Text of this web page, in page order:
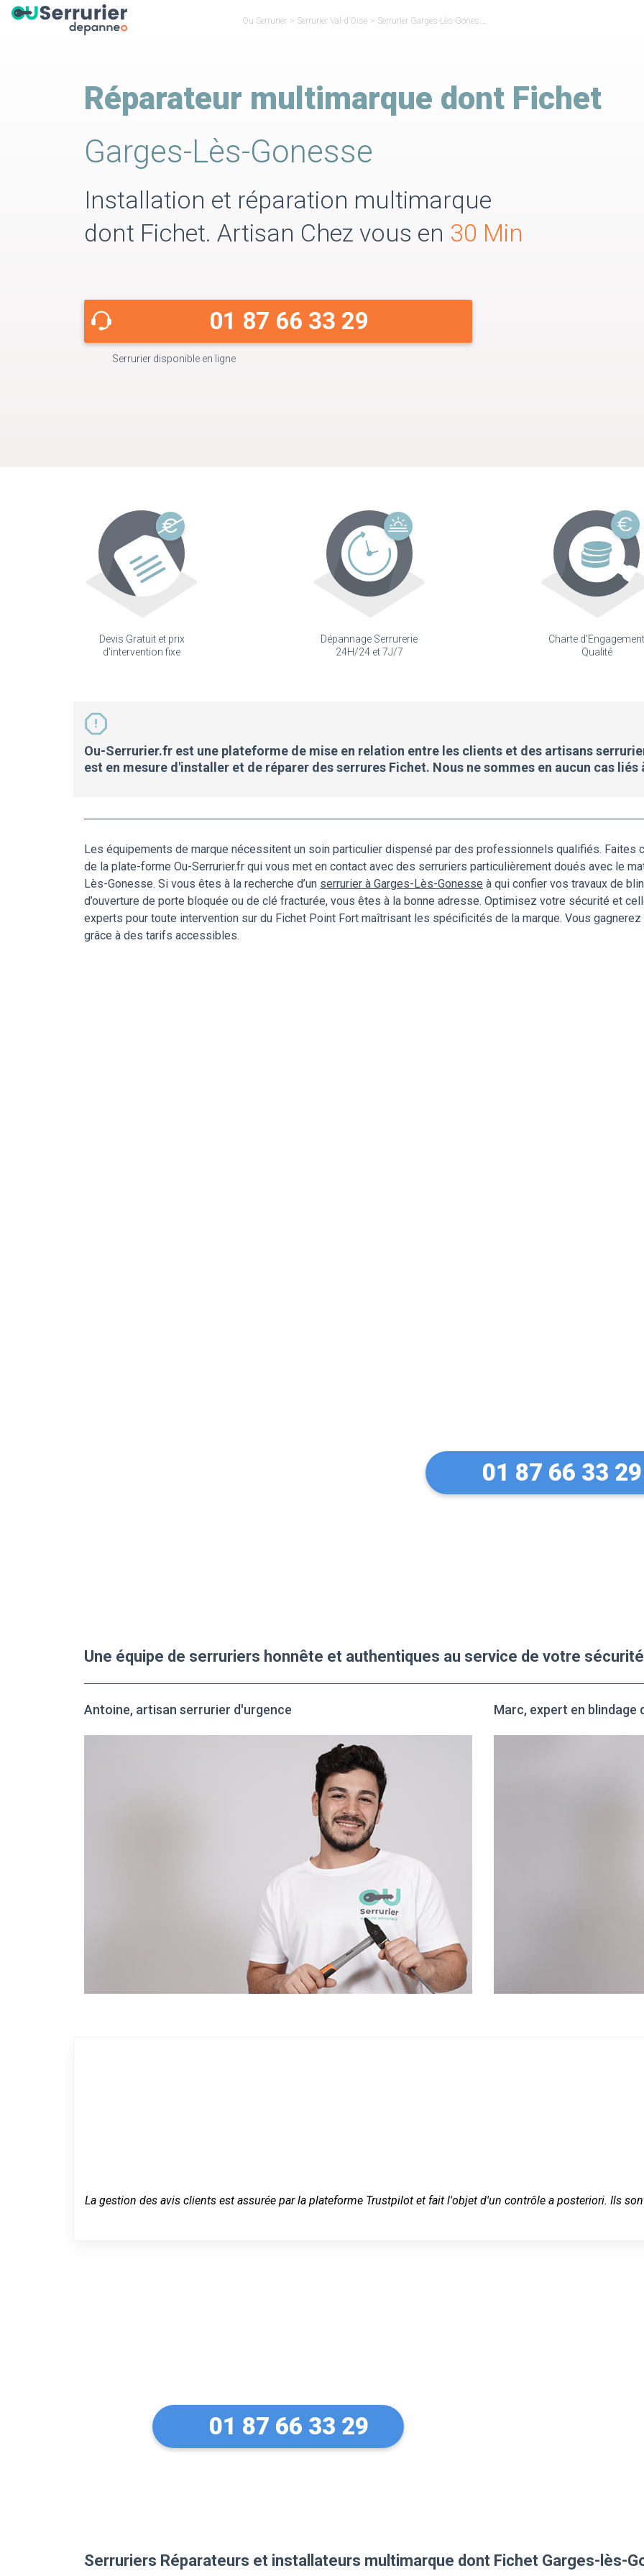
Ou Serrurier > Serrurier Val-d’Oise > Serrurier Garges-Lès-Gonesse
Réparateur multimarque dont Fichet
Garges-Lès-Gonesse
Installation et réparation multimarque
dont Fichet. Artisan Chez vous en 30 Min
01 87 66 33 29
Serrurier disponible en ligne
Devis Gratuit et prix
d'intervention fixe
Dépannage Serrurerie
24H/24 et 7J/7
Charte d'Engagement
Qualité
Ou-Serrurier.fr est une plateforme de mise en relation entre les clients et des artisans
est en mesure d'installer et de réparer des serrures Fichet. Nous ne sommes en aucun cas liés
Les équipements de marque nécessitent un soin particulier dispensé par des professionnels qualifiés. Faites
de la plate-forme Ou-Serrurier.fr qui vous met en contact avec des serruriers particulièrement doués avec le
Lès-Gonesse. Si vous êtes à la recherche d’un serrurier à Garges-Lès-Gonesse à qui confier vos travaux de
d’ouverture de porte bloquée ou de clé fracturée, vous êtes à la bonne adresse. Optimisez votre sécurité et
experts pour toute intervention sur du Fichet Point Fort maîtrisant les spécificités de la marque. Vous
grâce à des tarifs accessibles.
01 87 66 33 29
Une équipe de serruriers honnête et authentiques au service de votre sécurité
Antoine, artisan serrurier d'urgence Marc, expert en blindage
La gestion des avis clients est assurée par la plateforme Trustpilot et fait l'objet d'un contrôle a posteriori. Ils
01 87 66 33 29
Serruriers Réparateurs et installateurs multimarque dont Fichet Garges-lès-